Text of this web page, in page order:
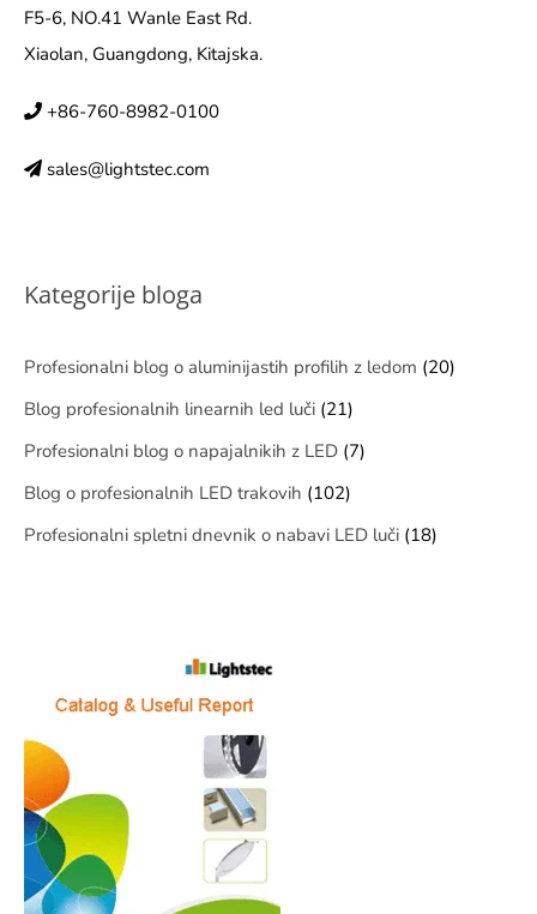
F5-6, NO.41 Wanle East Rd.
Xiaolan, Guangdong, Kitajska.
+86-760-8982-0100
sales@lightstec.com
Kategorije bloga
Profesionalni blog o aluminijastih profilih z ledom (20)
Blog profesionalnih linearnih led luči (21)
Profesionalni blog o napajalnikih z LED (7)
Blog o profesionalnih LED trakovih (102)
Profesionalni spletni dnevnik o nabavi LED luči (18)